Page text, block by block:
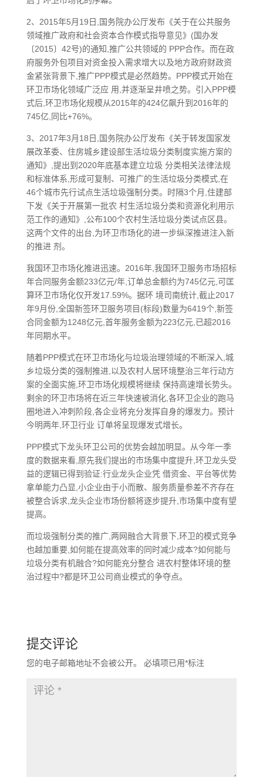
2、2015年5月19日,国务院办公厅发布《关于在公共服务
领域推广政府和社会资本合作模式指导意见》(国办发
〔2015〕42号)的通知,推广公共领域的 PPP合作。而在政
府服务外包项目对资金投入需求增大以及地方政府财政资
金紧张背景下,推广PPP模式是必然趋势。PPP模式开始在
环卫市场化领域广泛应 用,并逐渐呈井喷之势。引入PPP模
式后,环卫市场化规模从2015年的424亿飙升到2016年的
745亿,同比+76%。
3、2017年3月18日,国务院办公厅发布《关于转发国家发
展改革委、住房城乡建设部生活垃圾分类制度实施方案的
通知》,提出到2020年底基本建立垃圾 分类相关法律法规
和标准体系,形成可复制、可推广的生活垃圾分类模式,在
46个城市先行试点生活垃圾强制分类。时隔3个月,住建部
下发《关于开展第一批农 村生活垃圾分类和资源化利用示
范工作的通知》,公布100个农村生活垃圾分类试点区县。
这两个文件的出台,为环卫市场化的进一步纵深推进注入新
的推进 剂。
我国环卫市场化推进迅速。2016年,我国环卫服务市场招标
年合同服务金额233亿元/年,订单总金额约为745亿元,可匡
算环卫市场化仅开发17.59%。据环 境司南统计,截止2017
年9月份,全国新签环卫服务项目(标段)数量为6419个,新签
合同金额为1248亿元,首年服务金额为223亿元,已超2016
年同期水平。
随着PPP模式在环卫市场化与垃圾治理领域的不断深入,城
乡垃圾分类的强制推进,以及农村人居环境整治三年行动方
案的全面实施,环卫市场化规模将继续 保持高速增长势头。
剩余的环卫市场将在近三年快速被消化,各环卫企业的跑马
圈地进入冲刺阶段,各企业将充分发挥自身的爆发力。预计
今明两年,环卫行业 订单将呈现爆发式增长。
PPP模式下龙头环卫公司的优势会越加明显。从今年一季
度的数据来看,原先我们提出的市场集中度提升,环卫龙头受
益的逻辑已得到验证:行业龙头企业凭 借资金、平台等优势
拿单能力凸显,小企业由于小而散、服务质量参差不齐存在
被整合诉求,龙头企业市场份额将逐步提升,市场集中度有望
提高。
而垃圾强制分类的推广,两网融合大背景下,环卫的模式竞争
也越加重要,如何能在提高效率的同时减少成本?如何能与
垃圾分类有机融合?如何能充分整合 进农村整体环境的整
治过程中?都是环卫公司商业模式的争夺点。
提交评论
您的电子邮箱地址不会被公开。 必填项已用*标注